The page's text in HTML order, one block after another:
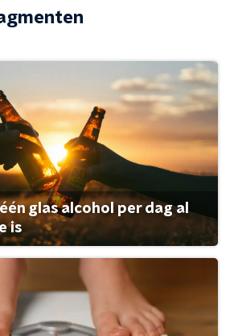
glas alcohol per dag al
is